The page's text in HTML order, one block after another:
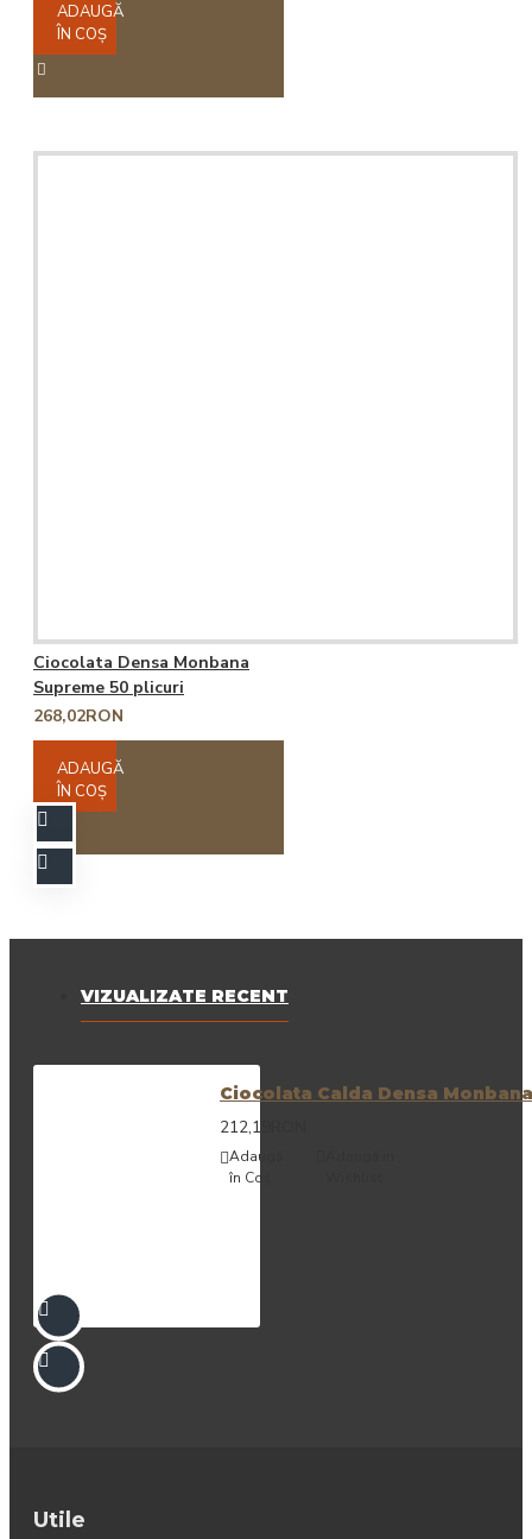
ADAUGĂ
ÎN COŞ
Ciocolata Densa Monbana
Supreme 50 plicuri
268,02RON
ADAUGĂ
ÎN COŞ
VIZUALIZATE RECENT
Ciocolata Calda Densa
212,19RON
Adaugă
în Coş
Utile